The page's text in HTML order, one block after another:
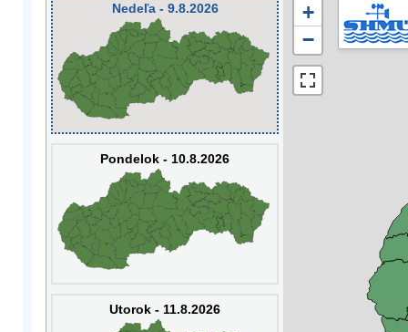
Nedeľa - 9.8.2026
Pondelok - 10.8.2026
Utorok - 11.8.2026
+
−